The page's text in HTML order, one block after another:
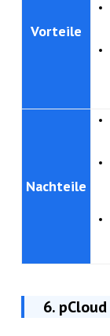
Vorteile
Nachteile
6. pCloud